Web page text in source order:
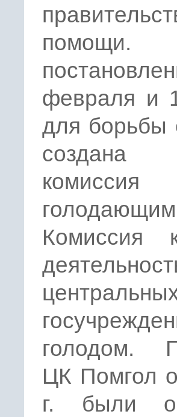
февраля и
для борьбы
создана
Комиссия
голодом.
ЦК Помгол
г. были